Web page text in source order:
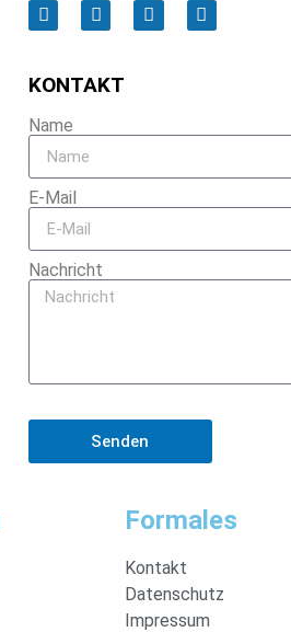
KONTAKT
Name
E-Mail
Nachricht
Senden
Formales
Kontakt
Datenschutz
Impressum